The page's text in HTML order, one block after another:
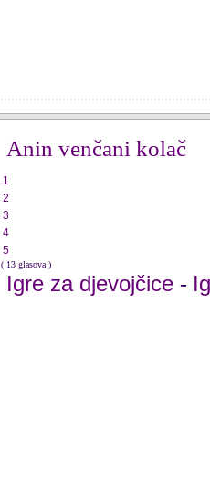
Anin venčani kolač
1
2
3
4
5
( 13 glasova )
Igre za djevojčice -